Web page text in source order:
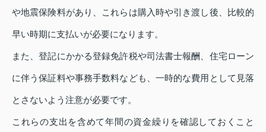
や地震保険料があり、これらは購入時や引き渡し後、比較的
早い時期に支払いが必要になります。
また、登記にかかる登録免許税や司法書士報酬、住宅ローン
に伴う保証料や事務手数料なども、一時的な費用として見落
とさないよう注意が必要です。
これらの支出を含めて年間の資金繰りを確認しておくこと